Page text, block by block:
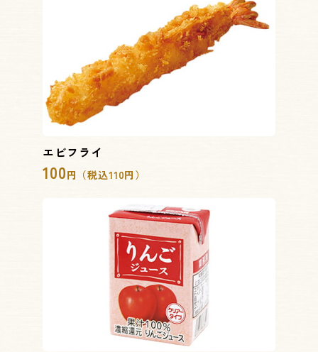
エビフライ
100円（税込110円）